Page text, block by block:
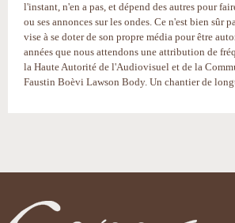
l'instant, n'en a pas, et dépend des autres pour
ou ses annonces sur les ondes. Ce n'est bien sûr
vise à se doter de son propre média pour être
années que nous attendons une attribution de
la Haute Autorité de l'Audiovisuel et de la
Faustin Boèvi Lawson Body. Un chantier de
document